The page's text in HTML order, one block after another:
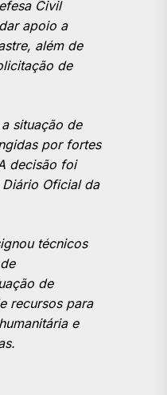
Civil
apoio a
além de
de
situação de
por fortes
decisão foi
Oficial da
técnicos
de
recursos para
e